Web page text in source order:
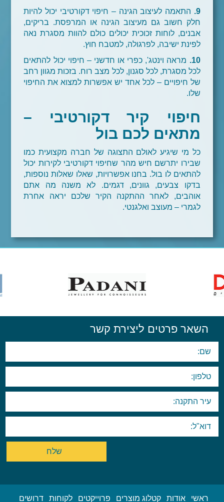
9.
התאמה לעיצוב הגינה – חיפוי דקורטיבי יכול להיות
חלק חשוב גם מעיצוב הגינה או המרפסת. בריקים,
אבנים, לוחות זכוכית יכולים כולם להוות מסגרת נאה
לפינת ישיבה, לפרגולה, למטבח חוץ.
10.
מראה וינטג', כפרי או חדשני – חיפוי יכול להתאים
לכל מסגרת, לכל סגנון, לכל מצב רוח. בזכות מגוון רחב
של חיפויים – לכל אחד יש אפשרות למצוא את החיפוי
שלו.
חיפוי קיר דקורטיבי –
מתאים לכם בול
כל מי שיגיע לאולם התצוגה של חברה מקצועית כמו
שבירו יתרשם חיש מהר שחיפוי דקורטיבי לקירות יכול
להתאים לו בול. בחנו אפשרויות, שאלו שאלות נוספות,
בדקו צבעים, גוונים, דגמים. לא משנה מה אתם
אוהבים, לאחר ההתקנה הקיר שלכם יראה אחרת
לגמרי – מעוצב ואלגנטי.
השאר פרטים ליצירת קשר
ראשי אודות קטלוג מוצרים פרוייקטים לקוחות דרושים